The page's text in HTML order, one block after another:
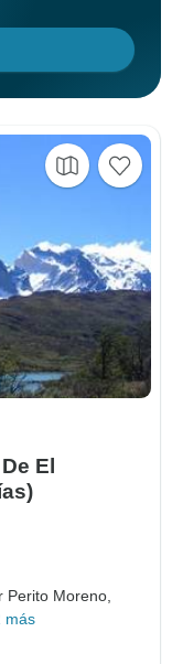
El
Perito Moreno,
más